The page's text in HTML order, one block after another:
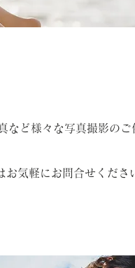
ど様々な写真撮影の
お気軽にお問合せくださ